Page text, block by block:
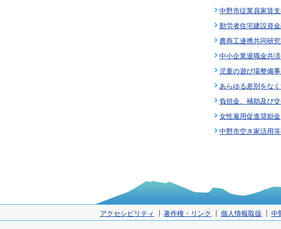
中野市従業員家賃
勤労者住宅建設資
農商工連携共同研
中小企業退職金共
児童の遊び場整備
あらゆる差別をな
負担金、補助及び
女性雇用促進奨励金
中野市空き家活用
アクセシビリティ 著作権・リンク 個人情報取扱 中